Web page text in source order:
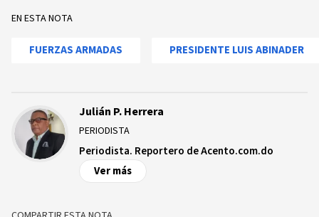
EN ESTA NOTA
FUERZAS ARMADAS PRESIDENTE LUIS ABINADER
Julián P. Herrera
PERIODISTA
Periodista. Reportero de Acento.com.do
Ver más